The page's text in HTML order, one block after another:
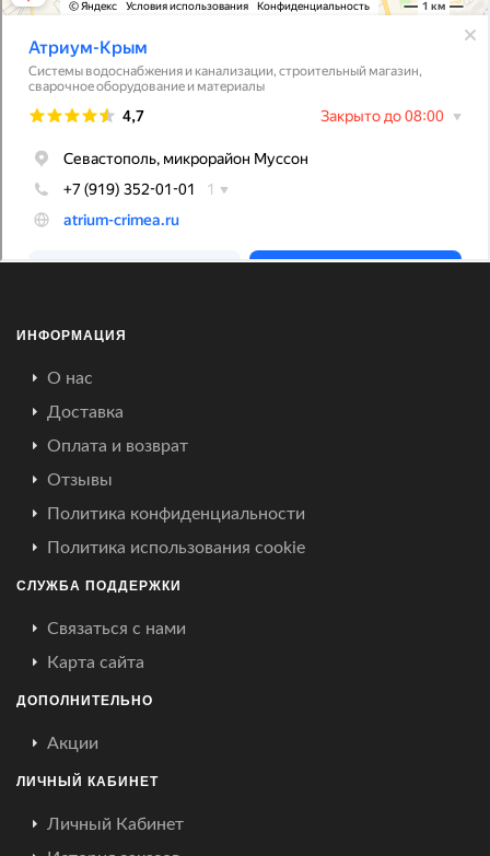
ИНФОРМАЦИЯ
О нас
Доставка
Оплата и возврат
Отзывы
Политика конфиденциальности
Политика использования cookie
СЛУЖБА ПОДДЕРЖКИ
Связаться с нами
Карта сайта
ДОПОЛНИТЕЛЬНО
Акции
ЛИЧНЫЙ КАБИНЕТ
Личный Кабинет